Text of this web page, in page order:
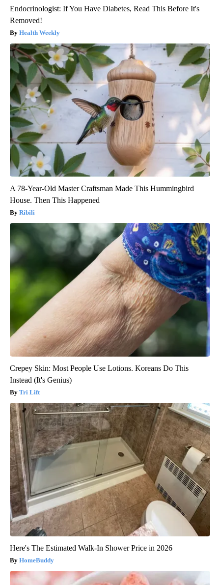
Endocrinologist: If You Have Diabetes, Read This Before It's
Removed!
Health Weekly
A 78-Year-Old Master Craftsman Made This Hummingbird
House. Then This Happened
Ribili
Crepey Skin: Most People Use Lotions. Koreans Do This
Instead (It's Genius)
Tri Lift
Here's The Estimated Walk-In Shower Price in 2026
HomeBuddy